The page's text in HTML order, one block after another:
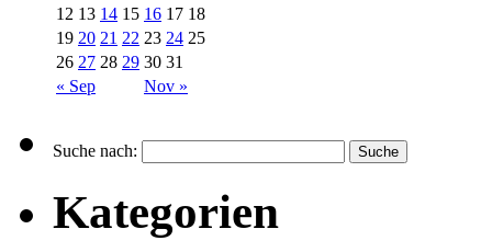
« Sep Nov »
12 13 14 15 16 17 18
19 20 21 22 23 24 25
26 27 28 29 30 31
Suche nach:
Kategorien